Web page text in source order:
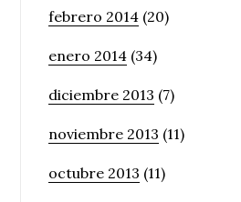
febrero 2014 (20)
enero 2014 (34)
diciembre 2013 (7)
noviembre 2013 (11)
octubre 2013 (11)